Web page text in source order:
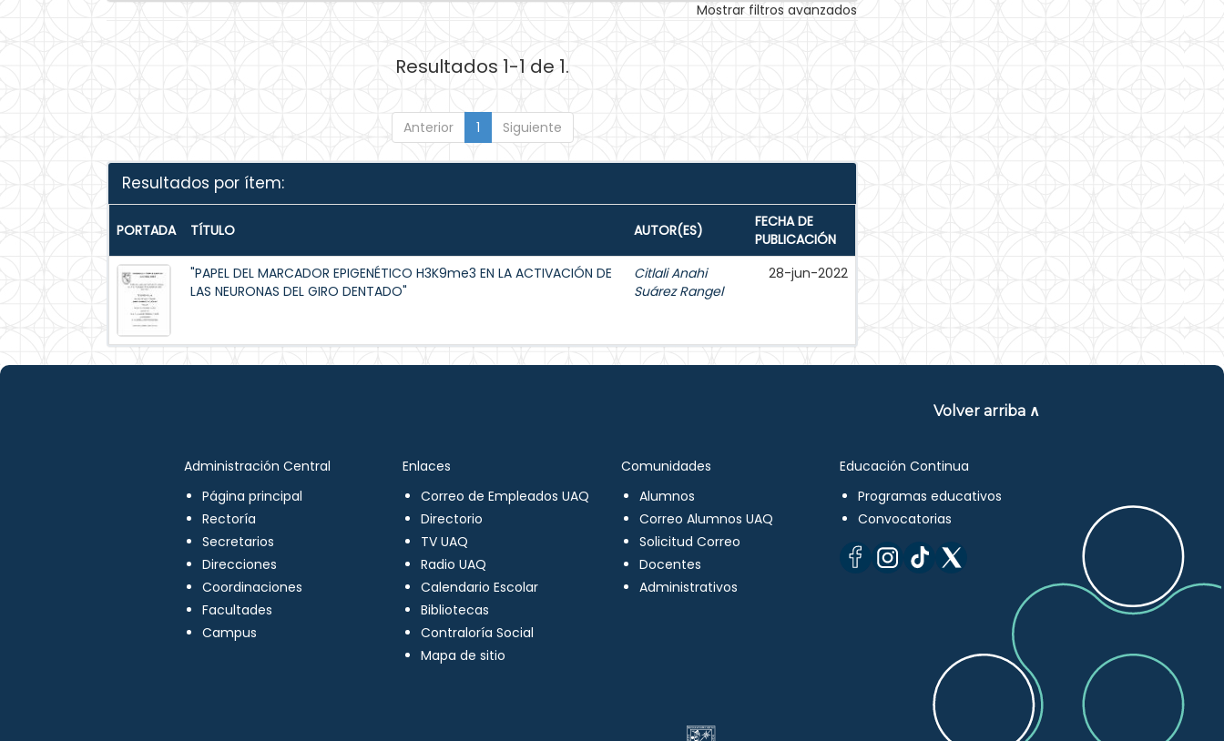
Mostrar filtros avanzados
Resultados 1-1 de 1.
Anterior 1 Siguiente
Resultados por ítem:
PORTADA TÍTULO AUTOR(ES)
FECHA DE
PUBLICACIÓN
"PAPEL DEL MARCADOR EPIGENÉTICO H3K9me3 EN LA ACTIVACIÓN DE
LAS NEURONAS DEL GIRO DENTADO"
Citlali Anahi
Suárez Rangel
28-jun-2022
Volver arriba ∧
Administración Central
Página principal
Rectoría
Secretarios
Direcciones
Coordinaciones
Facultades
Campus
Enlaces
Correo de Empleados UAQ
Directorio
TV UAQ
Radio UAQ
Calendario Escolar
Bibliotecas
Contraloría Social
Mapa de sitio
Comunidades
Alumnos
Correo Alumnos UAQ
Solicitud Correo
Docentes
Administrativos
Educación Continua
Programas educativos
Convocatorias